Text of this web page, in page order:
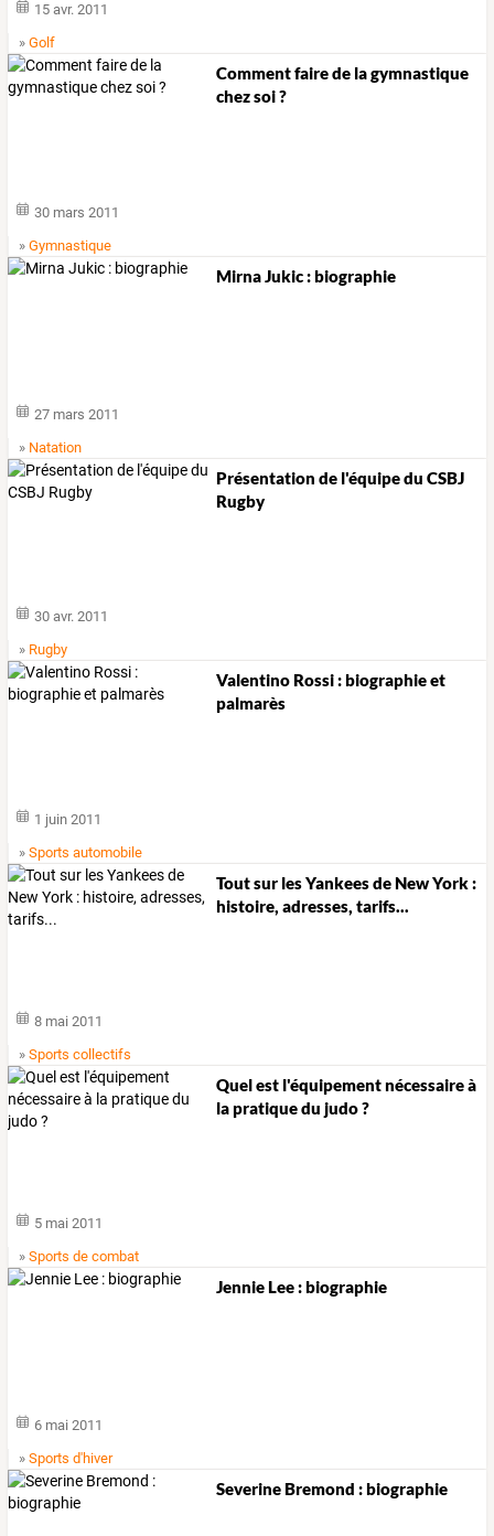
15 avr. 2011
»Golf
Comment faire de la gymnastique
chez soi ?
30 mars 2011
»Gymnastique
Mirna Jukic : biographie
27 mars 2011
» Natation
Présentation de l'équipe du CSBJ
Rugby
30 avr. 2011
» Rugby
Valentino Rossi : biographie et
palmarès
1 juin 2011
»Sports automobile
Tout sur les Yankees de New York :
histoire, adresses, tarifs...
8 mai 2011
»Sports collectifs
Quel est l'équipement nécessaire à
la pratique du judo ?
5 mai 2011
»Sports de combat
Jennie Lee : biographie
6 mai 2011
»Sports d'hiver
Severine Bremond : biographie